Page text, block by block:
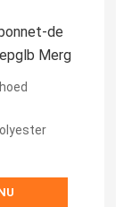
de
Merg